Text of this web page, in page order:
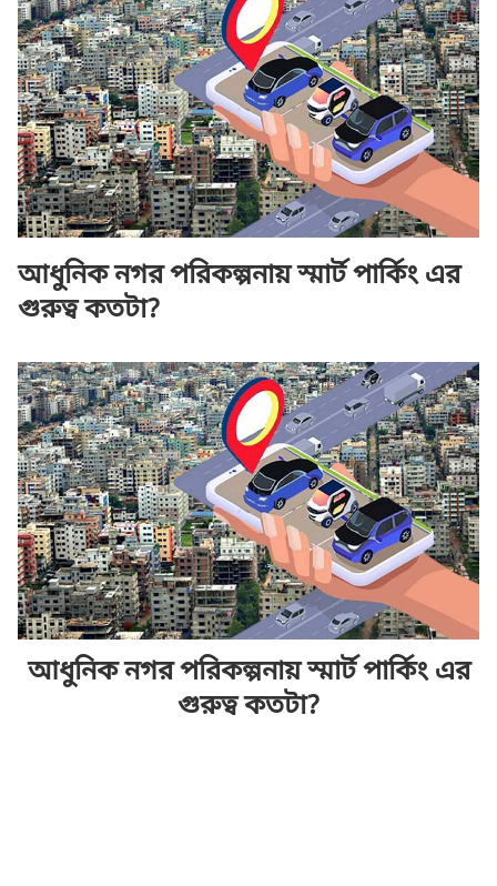
আধুনিক নগর পরিকল্পনায় স্মার্ট পার্কিং এর
গুরুত্ব কতটা?
আধুনিক নগর পরিকল্পনায় স্মার্ট পার্কিং এর
গুরুত্ব কতটা?